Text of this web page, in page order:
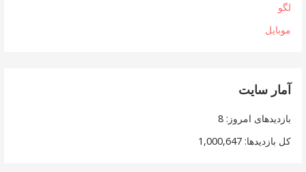
لگو
موبایل
آمار سایت
بازدیدهای امروز:8
کل بازدیدها:1,000,647